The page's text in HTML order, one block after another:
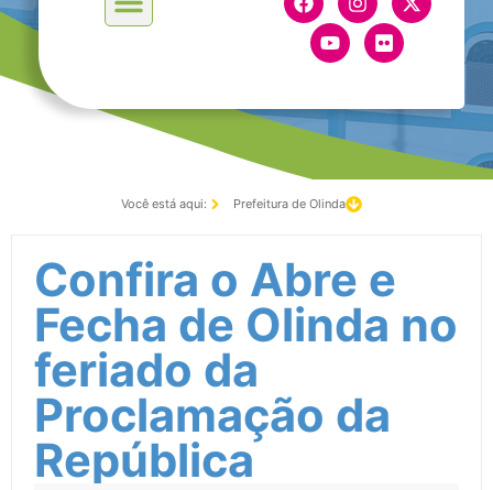
Você está aqui: Prefeitura de Olinda
Confira o Abre e
Fecha de Olinda no
feriado da
Proclamação da
República